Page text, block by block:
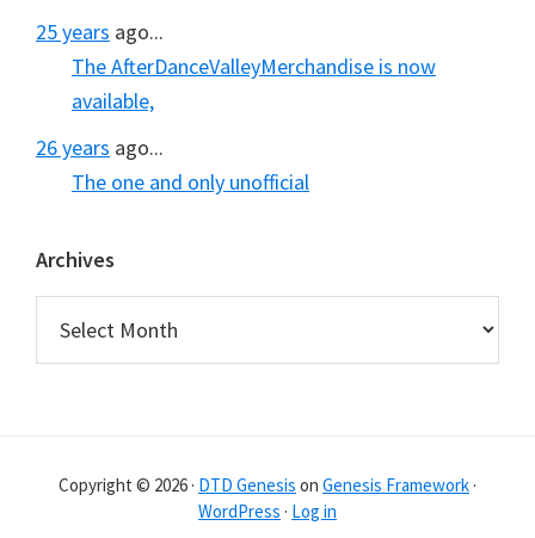
25 years ago...
The AfterDanceValleyMerchandise is now
available,
26 years ago...
The one and only unofficial
Archives
Copyright © 2026 · DTD Genesis on Genesis Framework ·
WordPress · Log in